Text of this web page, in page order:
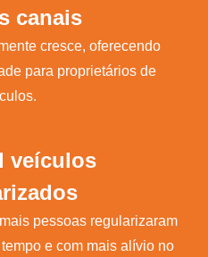
canais
cresce, oferecendo
para proprietários de
veículos
pessoas regularizaram
e com mais alívio no